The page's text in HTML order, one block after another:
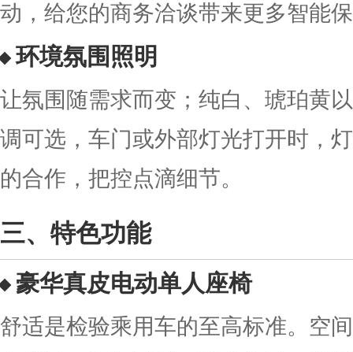
动，给您的商务洽谈带来更多智能
环境氛围照明
让氛围随需求而变；纯白、琥珀黄
调可选，车门或外部灯光打开时，
的合作，把控点滴细节。
特色功能
豪华真皮电动单人座椅
舒适是检验乘用车的至高标准。空